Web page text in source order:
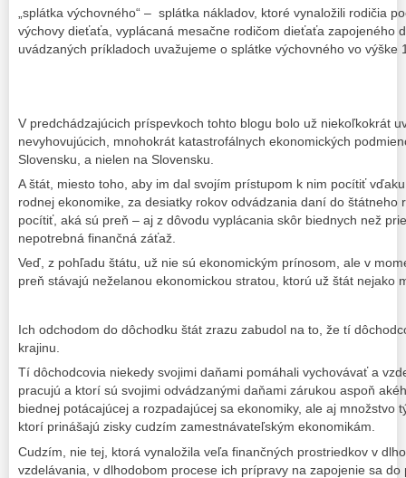
„splátka výchovného“ – splátka nákladov, ktoré vynaložili rodičia
výchovy dieťaťa, vyplácaná mesačne rodičom dieťaťa zapojeného
uvádzaných príkladoch uvažujeme o splátke výchovného vo výške
V predchádzajúcich príspevkoch tohto blogu bolo už niekoľkokrát
nevyhovujúcich, mnohokrát katastrofálnych ekonomických
Slovensku, a nielen na Slovensku.
A štát, miesto toho, aby im dal svojím prístupom k nim pocítiť
rodnej ekonomike, za desiatky rokov odvádzania daní do štátneho
pocítiť, aká sú preň – aj z dôvodu vyplácania skôr biednych než
nepotrebná finančná záťaž.
Veď, z pohľadu štátu, už nie sú ekonomickým prínosom, ale v
preň stávajú neželanou ekonomickou stratou, ktorú už štát nejako
Ich odchodom do dôchodku štát zrazu zabudol na to, že tí
krajinu.
Tí dôchodcovia niekedy svojimi daňami pomáhali vychovávať a
pracujú a ktorí sú svojimi odvádzanými daňami zárukou aspoň
biednej potácajúcej a rozpadajúcej sa ekonomiky, ale aj množstvo
ktorí prinášajú zisky cudzím zamestnávateľským ekonomikám.
Cudzím, nie tej, ktorá vynaložila veľa finančných prostriedkov v
vzdelávania, v dlhodobom procese ich prípravy na zapojenie sa do